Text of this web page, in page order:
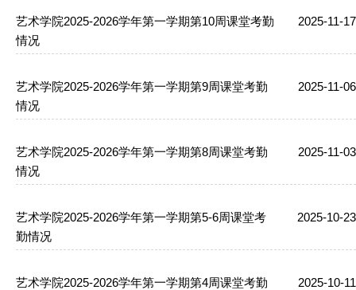
艺术学院2025-2026学年第一学期第10周课堂考勤
情况
2025-11-17
艺术学院2025-2026学年第一学期第9周课堂考勤
情况
2025-11-06
艺术学院2025-2026学年第一学期第8周课堂考勤
情况
2025-11-03
艺术学院2025-2026学年第一学期第5-6周课堂考
勤情况
2025-10-23
艺术学院2025-2026学年第一学期第4周课堂考勤
2025-10-11